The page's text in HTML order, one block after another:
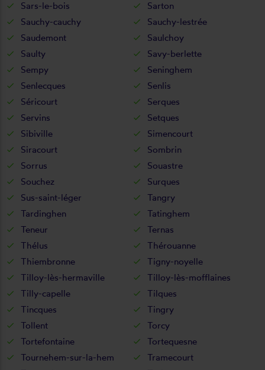
Sars-le-bois
Sarton
Sauchy-cauchy
Sauchy-lestrée
Saudemont
Saulchoy
Saulty
Savy-berlette
Sempy
Seninghem
Senlecques
Senlis
Séricourt
Serques
Servins
Setques
Sibiville
Simencourt
Siracourt
Sombrin
Sorrus
Souastre
Souchez
Surques
Sus-saint-léger
Tangry
Tardinghen
Tatinghem
Teneur
Ternas
Thélus
Thérouanne
Thiembronne
Tigny-noyelle
Tilloy-lès-hermaville
Tilloy-lès-mofflaines
Tilly-capelle
Tilques
Tincques
Tingry
Tollent
Torcy
Tortefontaine
Tortequesne
Tournehem-sur-la-hem
Tramecourt